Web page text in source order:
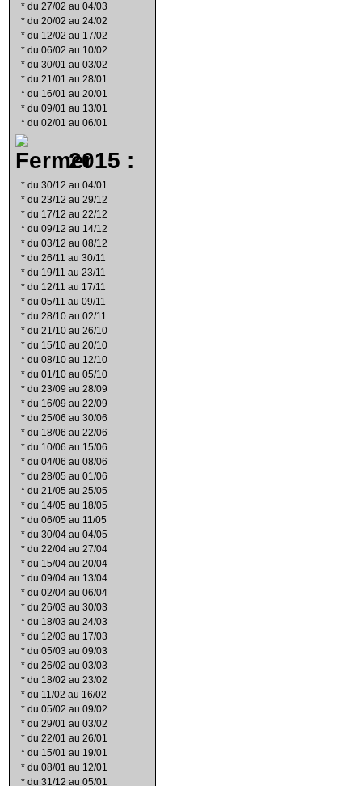
* du 27/02 au 04/03
* du 20/02 au 24/02
* du 12/02 au 17/02
* du 06/02 au 10/02
* du 30/01 au 03/02
* du 21/01 au 28/01
* du 16/01 au 20/01
* du 09/01 au 13/01
* du 02/01 au 06/01
2015 :
* du 30/12 au 04/01
* du 23/12 au 29/12
* du 17/12 au 22/12
* du 09/12 au 14/12
* du 03/12 au 08/12
* du 26/11 au 30/11
* du 19/11 au 23/11
* du 12/11 au 17/11
* du 05/11 au 09/11
* du 28/10 au 02/11
* du 21/10 au 26/10
* du 15/10 au 20/10
* du 08/10 au 12/10
* du 01/10 au 05/10
* du 23/09 au 28/09
* du 16/09 au 22/09
* du 25/06 au 30/06
* du 18/06 au 22/06
* du 10/06 au 15/06
* du 04/06 au 08/06
* du 28/05 au 01/06
* du 21/05 au 25/05
* du 14/05 au 18/05
* du 06/05 au 11/05
* du 30/04 au 04/05
* du 22/04 au 27/04
* du 15/04 au 20/04
* du 09/04 au 13/04
* du 02/04 au 06/04
* du 26/03 au 30/03
* du 18/03 au 24/03
* du 12/03 au 17/03
* du 05/03 au 09/03
* du 26/02 au 03/03
* du 18/02 au 23/02
* du 11/02 au 16/02
* du 05/02 au 09/02
* du 29/01 au 03/02
* du 22/01 au 26/01
* du 15/01 au 19/01
* du 08/01 au 12/01
* du 31/12 au 05/01